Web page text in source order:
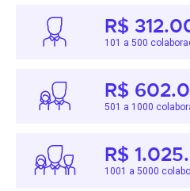
R$
101 a 500
R$
501 a 1000
R$
1001 a 5000